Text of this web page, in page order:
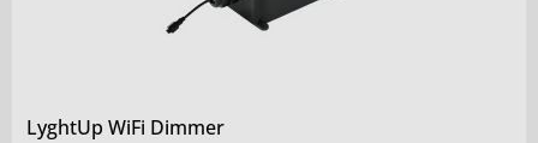
LyghtUp WiFi Dimmer